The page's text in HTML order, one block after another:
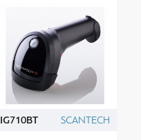
IG710BT SCANTECH